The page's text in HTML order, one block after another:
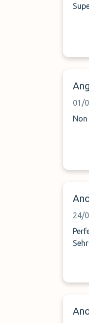
che
01/
24/